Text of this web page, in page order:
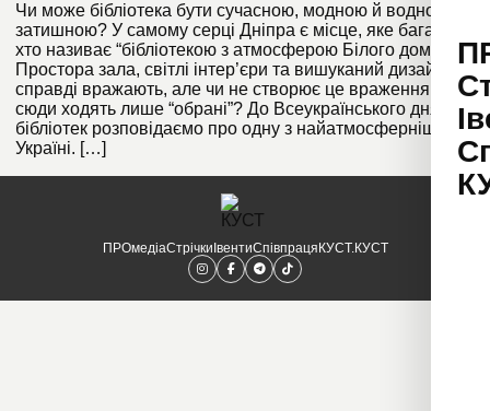
Чи може бібліотека бути сучасною, модною й водночас
затишною? У самому серці Дніпра є місце, яке багато
хто називає “бібліотекою з атмосферою Білого дому”.
Простора зала, світлі інтер’єри та вишуканий дизайн
справді вражають, але чи не створює це враження, що
сюди ходять лише “обрані”? До Всеукраїнського дня
бібліотек розповідаємо про одну з найатмосферніших в
Україні. […]
ПРОмедіаСтрічки ІвентиСпівпраця КУСТ.КУСТ